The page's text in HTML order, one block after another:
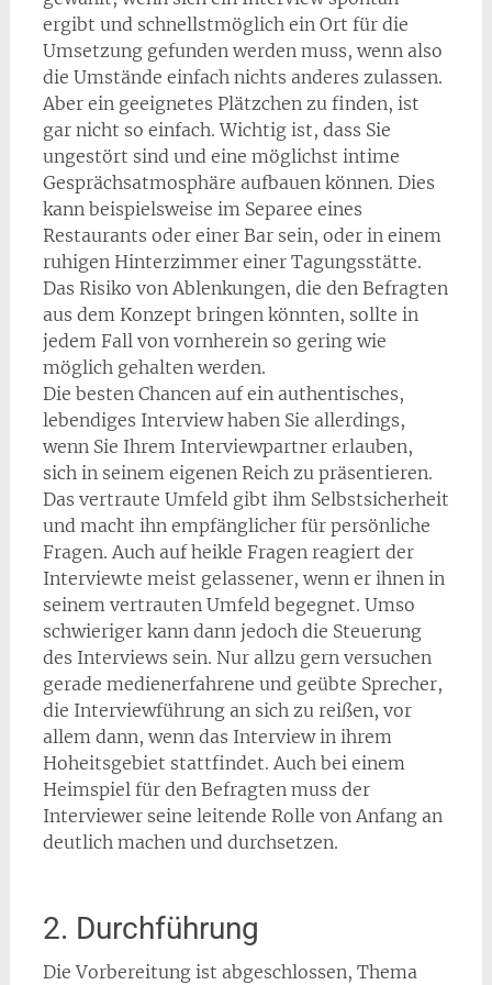
ergibt und schnellstmöglich ein Ort für die
Umsetzung gefunden werden muss, wenn also
die Umstände einfach nichts anderes zulassen.
Aber ein geeignetes Plätzchen zu finden, ist
gar nicht so einfach. Wichtig ist, dass Sie
ungestört sind und eine möglichst intime
Gesprächsatmosphäre aufbauen können. Dies
kann beispielsweise im Separee eines
Restaurants oder einer Bar sein, oder in einem
ruhigen Hinterzimmer einer Tagungsstätte.
Das Risiko von Ablenkungen, die den Befragten
aus dem Konzept bringen könnten, sollte in
jedem Fall von vornherein so gering wie
möglich gehalten werden.
Die besten Chancen auf ein authentisches,
lebendiges Interview haben Sie allerdings,
wenn Sie Ihrem Interviewpartner erlauben,
sich in seinem eigenen Reich zu präsentieren.
Das vertraute Umfeld gibt ihm Selbstsicherheit
und macht ihn empfänglicher für persönliche
Fragen. Auch auf heikle Fragen reagiert der
Interviewte meist gelassener, wenn er ihnen in
seinem vertrauten Umfeld begegnet. Umso
schwieriger kann dann jedoch die Steuerung
des Interviews sein. Nur allzu gern versuchen
gerade medienerfahrene und geübte Sprecher,
die Interviewführung an sich zu reißen, vor
allem dann, wenn das Interview in ihrem
Hoheitsgebiet stattfindet. Auch bei einem
Heimspiel für den Befragten muss der
Interviewer seine leitende Rolle von Anfang an
deutlich machen und durchsetzen.
2. Durchführung
Die Vorbereitung ist abgeschlossen, Thema